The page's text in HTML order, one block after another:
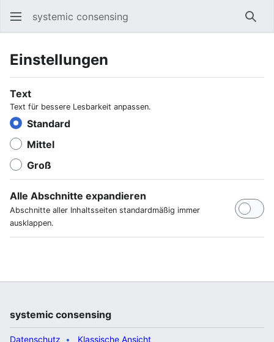
systemic consensing
Einstellungen
Text
Text für bessere Lesbarkeit anpassen.
Standard
Mittel
Groß
Alle Abschnitte expandieren
Abschnitte aller Inhaltsseiten standardmäßig immer
ausklappen.
systemic consensing
Datenschutz Klassische Ansicht